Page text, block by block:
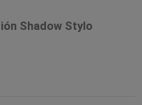
Shadow Stylo